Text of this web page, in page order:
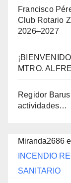
Francisco
Club Rotario
2026–2027
MTRO.
Regidor
actividades…
Miranda2686
INCENDIO
SANITARIO